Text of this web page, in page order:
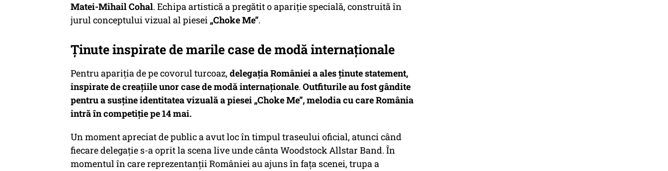
Matei-Mihail Cohal. Echipa artistică a pregătit o apariție specială, construită în
jurul conceptului vizual al piesei „Choke Me”.
Ținute inspirate de marile case de modă internaționale
Pentru apariția de pe covorul turcoaz, delegația României a ales ținute statement,
inspirate de creațiile unor case de modă internaționale. Outfiturile au fost gândite
pentru a susține identitatea vizuală a piesei „Choke Me”, melodia cu care România
intră în competiție pe 14 mai.
Un moment apreciat de public a avut loc în timpul traseului oficial, atunci când
fiecare delegație s-a oprit la scena live unde cânta Woodstock Allstar Band. În
momentul în care reprezentanții României au ajuns în fața scenei, trupa a